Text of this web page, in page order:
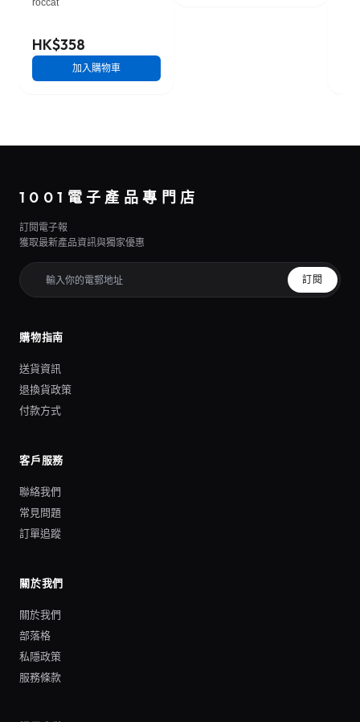
roccat
HK$358
加入購物車
1001電子產品專門店
訂閱電子報
獲取最新產品資訊與獨家優惠
訂閱
購物指南
送貨資訊
退換貨政策
付款方式
客戶服務
聯絡我們
常見問題
訂單追蹤
關於我們
關於我們
部落格
私隱政策
服務條款